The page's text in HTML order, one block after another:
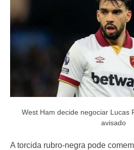
West Ham decide negociar Lucas
avisado
A torcida rubro-negra pode